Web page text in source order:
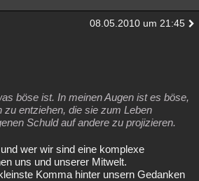
08.05.2010 um 21:45
böse ist. In meinen Augen ist es böse,
zu entziehen, die sie zum Leben
Schuld auf andere zu projizieren.
wer wir sind eine komplexe
uns und unserer Mitwelt.
Komma hinter unsern Gedanken